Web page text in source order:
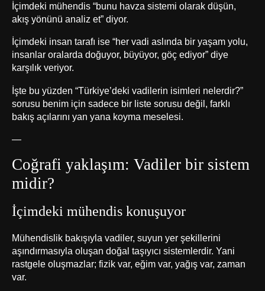
İçimdeki mühendis “bunu havza sistemi olarak düşün,
akış yönünü analiz et” diyor.
İçimdeki insan tarafı ise “her vadi aslında bir yaşam yolu,
insanlar oralarda doğuyor, büyüyor, göç ediyor” diye
karşılık veriyor.
İşte bu yüzden “Türkiye’deki vadilerin isimleri nelerdir?”
sorusu benim için sadece bir liste sorusu değil, farklı
bakış açılarını yan yana koyma meselesi.
—
Coğrafi yaklaşım: Vadiler bir sistem
midir?
İçimdeki mühendis konuşuyor
Mühendislik bakışıyla vadiler, suyun yer şekillerini
aşındırmasıyla oluşan doğal taşıyıcı sistemlerdir. Yani
rastgele oluşmazlar; fizik var, eğim var, yağış var, zaman
var.